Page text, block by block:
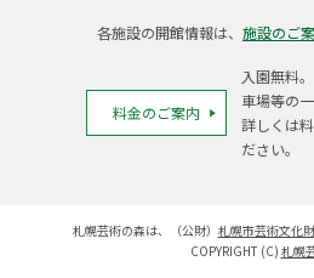
各施設の開館情報は、 施設のご
料金のご案内
入園無料
車場等の
詳しくは
ださい。
札幌芸術の森は、（公財） 札幌市芸術文化
COPYRIGHT (C) 札幌